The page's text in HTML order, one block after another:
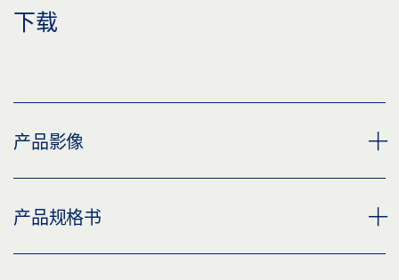
下载
产品影像
用于 GC 363、GC 339 的防护罩
产品规格书